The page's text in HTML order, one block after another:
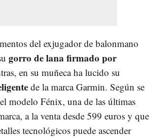
del exjugador de balonmano
gorro de lana firmado por
en su muñeca ha lucido su
de la marca Garmin. Según se
modelo Fénix, una de las últimas
a la venta desde 599 euros y que
tecnológicos puede ascender